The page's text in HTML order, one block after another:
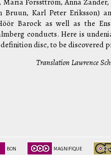
Bruun, Karl Peter Eriksson)
Barock as well as the
conducts. Here is
disc, to be discovered
Translation Lawrence
BON MAGNIFIQUE